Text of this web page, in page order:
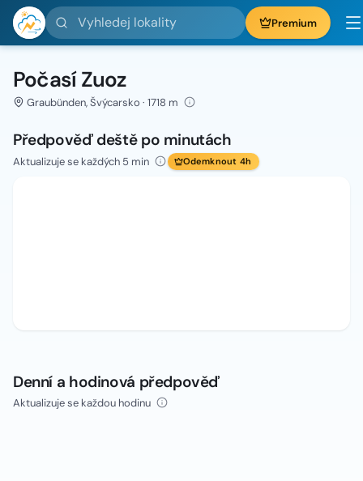
Vyhledej lokality Premium
Počasí Zuoz
Graubünden, Švýcarsko · 1718 m
Předpověď deště po minutách
Aktualizuje se každých 5 min Odemknout 4h
Denní a hodinová předpověď
Aktualizuje se každou hodinu